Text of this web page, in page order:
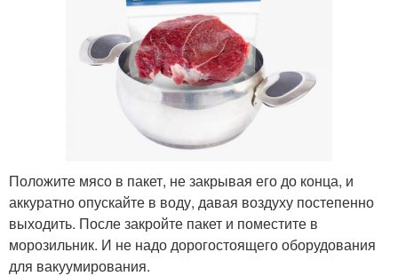
Положите мясо в пакет, не закрывая его до конца, и
аккуратно опускайте в воду, давая воздуху постепенно
выходить. После закройте пакет и поместите в
морозильник. И не надо дорогостоящего оборудования
для вакуумирования.